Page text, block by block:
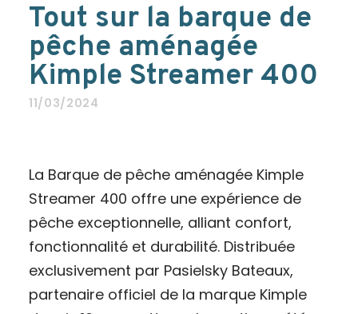
Tout sur la barque de
pêche aménagée
Kimple Streamer 400
11/03/2024
La Barque de pêche aménagée Kimple
Streamer 400 offre une expérience de
pêche exceptionnelle, alliant confort,
fonctionnalité et durabilité. Distribuée
exclusivement par Pasielsky Bateaux,
partenaire officiel de la marque Kimple